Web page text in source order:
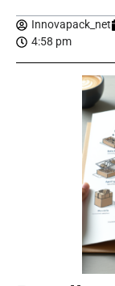
Innovapack_net
4:58 pm